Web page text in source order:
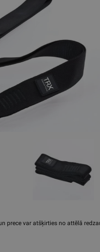
prece var atšķirties no attēlā